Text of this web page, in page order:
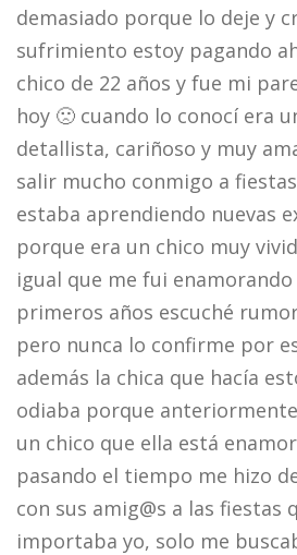
demasiado porque lo deje y
sufrimiento estoy pagando
chico de 22 años y fue mi
hoy 🙁 cuando lo conocí era
detallista, cariñoso y muy
salir mucho conmigo a
estaba aprendiendo nuevas
porque era un chico muy
igual que me fui enamorando
primeros años escuché
pero nunca lo confirme por
además la chica que hacía
odiaba porque
un chico que ella está
pasando el tiempo me hizo
con sus amig@s a las fiestas
importaba yo, solo me